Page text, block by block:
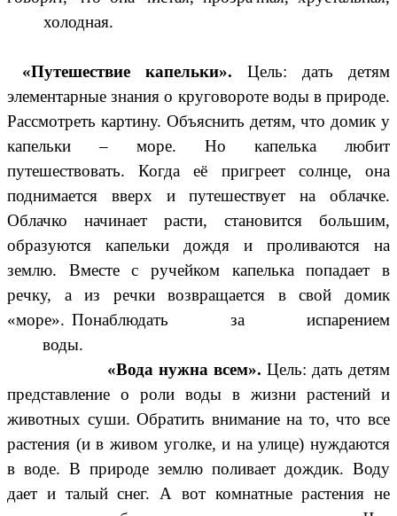
холодная.
«Путешествие капельки». Цель: дать детям
элементарные знания о круговороте воды в природе.
Рассмотреть картину. Объяснить детям, что домик у
капельки – море. Но капелька любит
путешествовать. Когда её пригреет солнце, она
поднимается вверх и путешествует на облачке.
Облачко начинает расти, становится большим,
образуются капельки дождя и проливаются на
землю. Вместе с ручейком капелька попадает в
речку, а из речки возвращается в свой домик
«море». Понаблюдать за испарением
воды.
«Вода нужна всем».Цель: дать детям
представление о роли воды в жизни растений и
животных суши. Обратить внимание на то, что все
растения (и в живом уголке, и на улице) нуждаются
в воде. В природе землю поливает дождик. Воду
дает и талый снег. А вот комнатные растения не